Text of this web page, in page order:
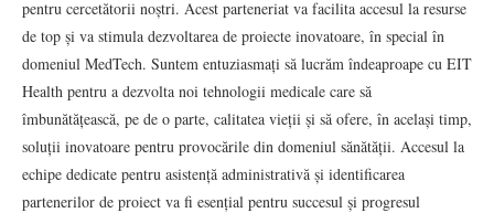
pentru cercetătorii noștri. Acest parteneriat va facilita accesul la resurse
de top și va stimula dezvoltarea de proiecte inovatoare, în special în
domeniul MedTech. Suntem entuziasmați să lucrăm îndeaproape cu EIT
Health pentru a dezvolta noi tehnologii medicale care să
îmbunătățească, pe de o parte, calitatea vieții și să ofere, în același timp,
soluții inovatoare pentru provocările din domeniul sănătății. Accesul la
echipe dedicate pentru asistență administrativă și identificarea
partenerilor de proiect va fi esențial pentru succesul și progresul